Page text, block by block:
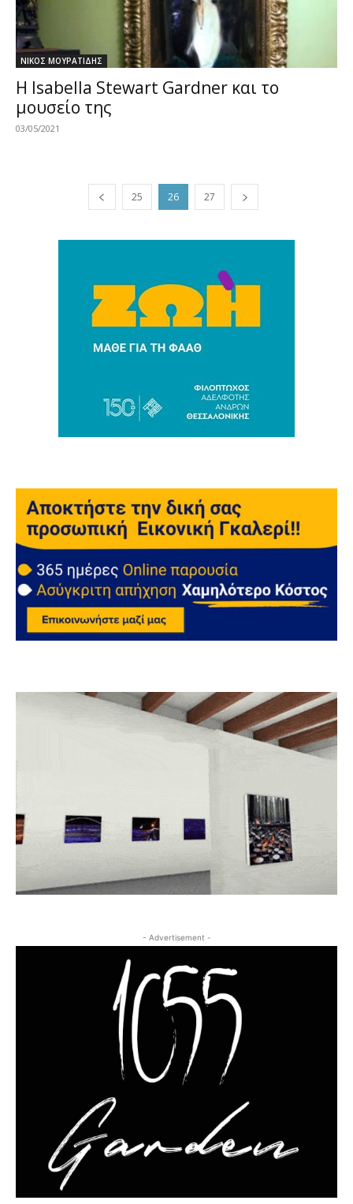
ΝΙΚΟΣ ΜΟΥΡΑΤΙΔΗΣ
Η Isabella Stewart Gardner και το
μουσείο της
03/05/2021
25 26 27
- Advertisement -